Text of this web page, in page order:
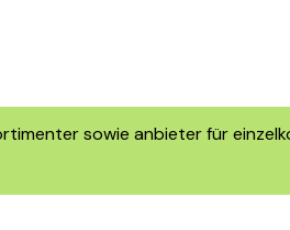
sowie anbieter für